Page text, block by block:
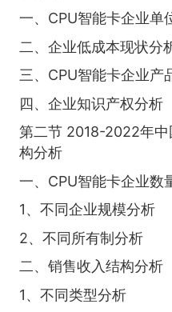
一、CPU智能卡企业单
二、企业低成本现状分
三、CPU智能卡企业产
四、企业知识产权分析
第二节 2018-2022年
构分析
一、CPU智能卡企业数
1、不同企业规模分析
2、不同所有制分析
二、销售收入结构分析
1、不同类型分析